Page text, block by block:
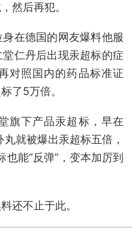
然后再犯。
在德国的网友爆料他服
仁丹后出现汞超标的症
对照国内的药品标准证
了5万倍。
旗下产品汞超标，早在
就被爆出汞超标五倍，
能“反弹”，变本加厉到
还不止于此。